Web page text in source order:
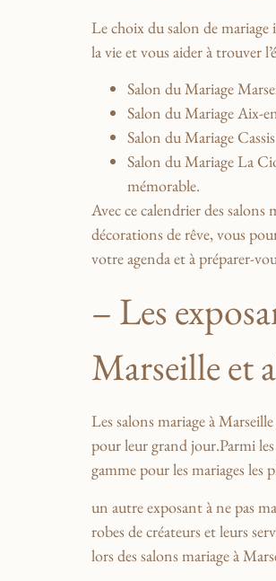
Le choix du‍ salon de
la vie et vous aider ⁤à trouver
Salon du Mariage
Salon du Mariage Aix-
Salon du Mariage ⁤Cassis
Salon du‌ Mariage ⁤La
mémorable.
Avec​ ce calendrier des
décorations ⁤de ⁢rêve, vous
votre agenda et à préparer-
– Les
Marseille et
Les ⁣salons mariage à
pour leur grand ⁣jour.Parmi
gamme pour les mariages
un autre exposant à ne pas
robes de créateurs et leurs
lors des salons mariage à